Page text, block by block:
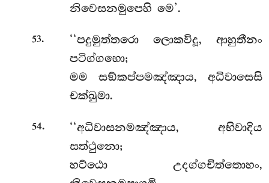
නිවෙසනමුපෙහි මෙ’.
53.
‘‘පදුමුත්තරො ලොකවිදූ, ආහුතීනං
පටිග්ගහො;
මම සඞ්කප්පමඤ්ඤාය, අධිවාසෙසි
චක්ඛුමා.
54.
‘‘අධිවාසනමඤ්ඤාය, අභිවාදිය
සත්ථුනො;
හට්ඨො උදග්ගචිත්තොහං,